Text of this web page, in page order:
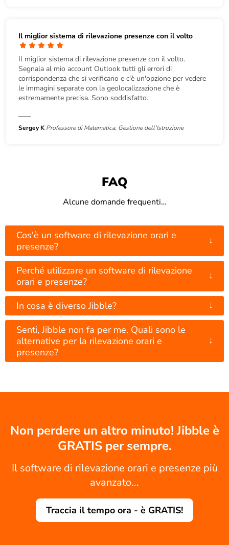
Il miglior sistema di rilevazione presenze con il volto
Il miglior sistema di rilevazione presenze con il volto.
Segnala al mio account Outlook tutti gli errori di
corrispondenza che si verificano e c'è un'opzione per vedere
le immagini separate con la geolocalizzazione che è
estremamente precisa. Sono soddisfatto.
Sergey K Professore di Matematica, Gestione dell'Istruzione
FAQ
Alcune domande frequenti…
Cos'è un software di rilevazione orari e
presenze?
↓
Perché utilizzare un software di rilevazione
orari e presenze?
↓
In cosa è diverso Jibble? ↓
Senti, Jibble non fa per me. Quali sono le
alternative per la rilevazione orari e
presenze?
↓
Non perdere un altro minuto! Jibble è
GRATIS per sempre.
Il software di rilevazione orari e presenze più
avanzato...
Traccia il tempo ora - è GRATIS!